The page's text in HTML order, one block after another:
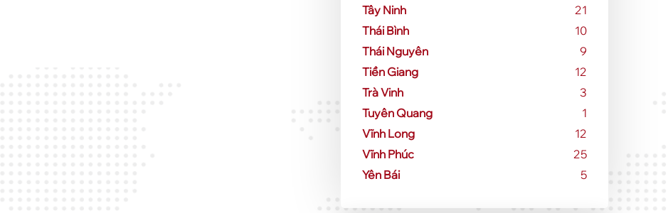
Tây Ninh
21
Thái Bình
10
Thái Nguyên
9
Tiền Giang
12
Trà Vinh
3
Tuyên Quang
1
Vĩnh Long
12
Vĩnh Phúc
25
Yên Bái
5